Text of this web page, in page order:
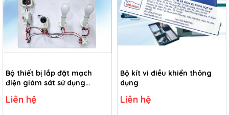
Bộ thiết bị lắp đặt mạch
điện giám sát sử dụng
Liên hệ
Bộ kít vi điều khiển thông
dụng
Liên hệ